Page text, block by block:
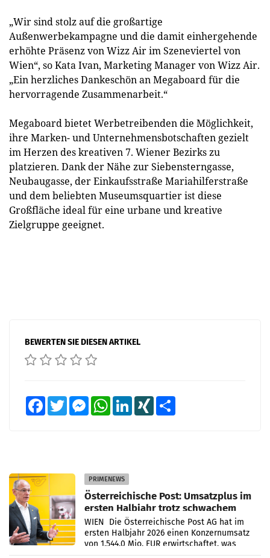
„Wir sind stolz auf die großartige
Außenwerbekampagne und die damit einhergehende
erhöhte Präsenz von Wizz Air im Szeneviertel von
Wien“, so Kata Ivan, Marketing Manager von Wizz Air.
„Ein herzliches Dankeschön an Megaboard für die
hervorragende Zusammenarbeit.“
Megaboard bietet Werbetreibenden die Möglichkeit,
ihre Marken- und Unternehmensbotschaften gezielt
im Herzen des kreativen 7. Wiener Bezirks zu
platzieren. Dank der Nähe zur Siebensterngasse,
Neubaugasse, der Einkaufsstraße Mariahilferstraße
und dem beliebten Museumsquartier ist diese
Großfläche ideal für eine urbane und kreative
Zielgruppe geeignet.
BEWERTEN SIE DIESEN ARTIKEL
FacebookTwitter MessengerWhatsAppLinkedInXING
PRIMENEWS
Österreichische Post: Umsatzplus im
ersten Halbjahr trotz schwachem
Briefgeschäft
WIEN Die Österreichische Post AG hat im
ersten Halbjahr 2026 einen Konzernumsatz
von 1.544,0 Mio. EUR erwirtschaftet, was
einem Plus von 3,8 Prozent gegenüber dem